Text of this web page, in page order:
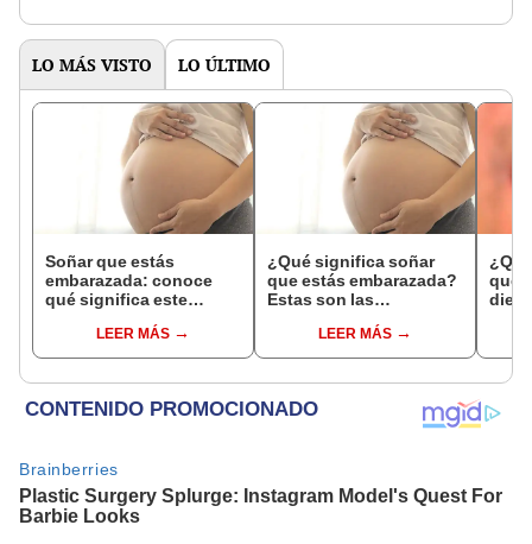
LO MÁS VISTO LO ÚLTIMO
Soñar que estás
embarazada: conoce
qué significa este
LEER MÁS
¿Qué significa soñar
que estás embarazada?
Estas son las
comunesLEER MÁS
que